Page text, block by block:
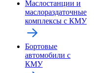
Маслостанции и
маслораздаточные
комплексы с КМУ
Бортовые
автомобили с
КМУ